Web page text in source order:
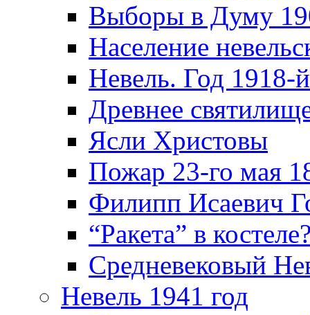
Выборы в Думу
Население
Невель. Год 1918-
Древнее
Ясли Христовы
Пожар 23-го мая
Филипп Исаевич
“Ракета” в
Средневековый
Невель 1941 год